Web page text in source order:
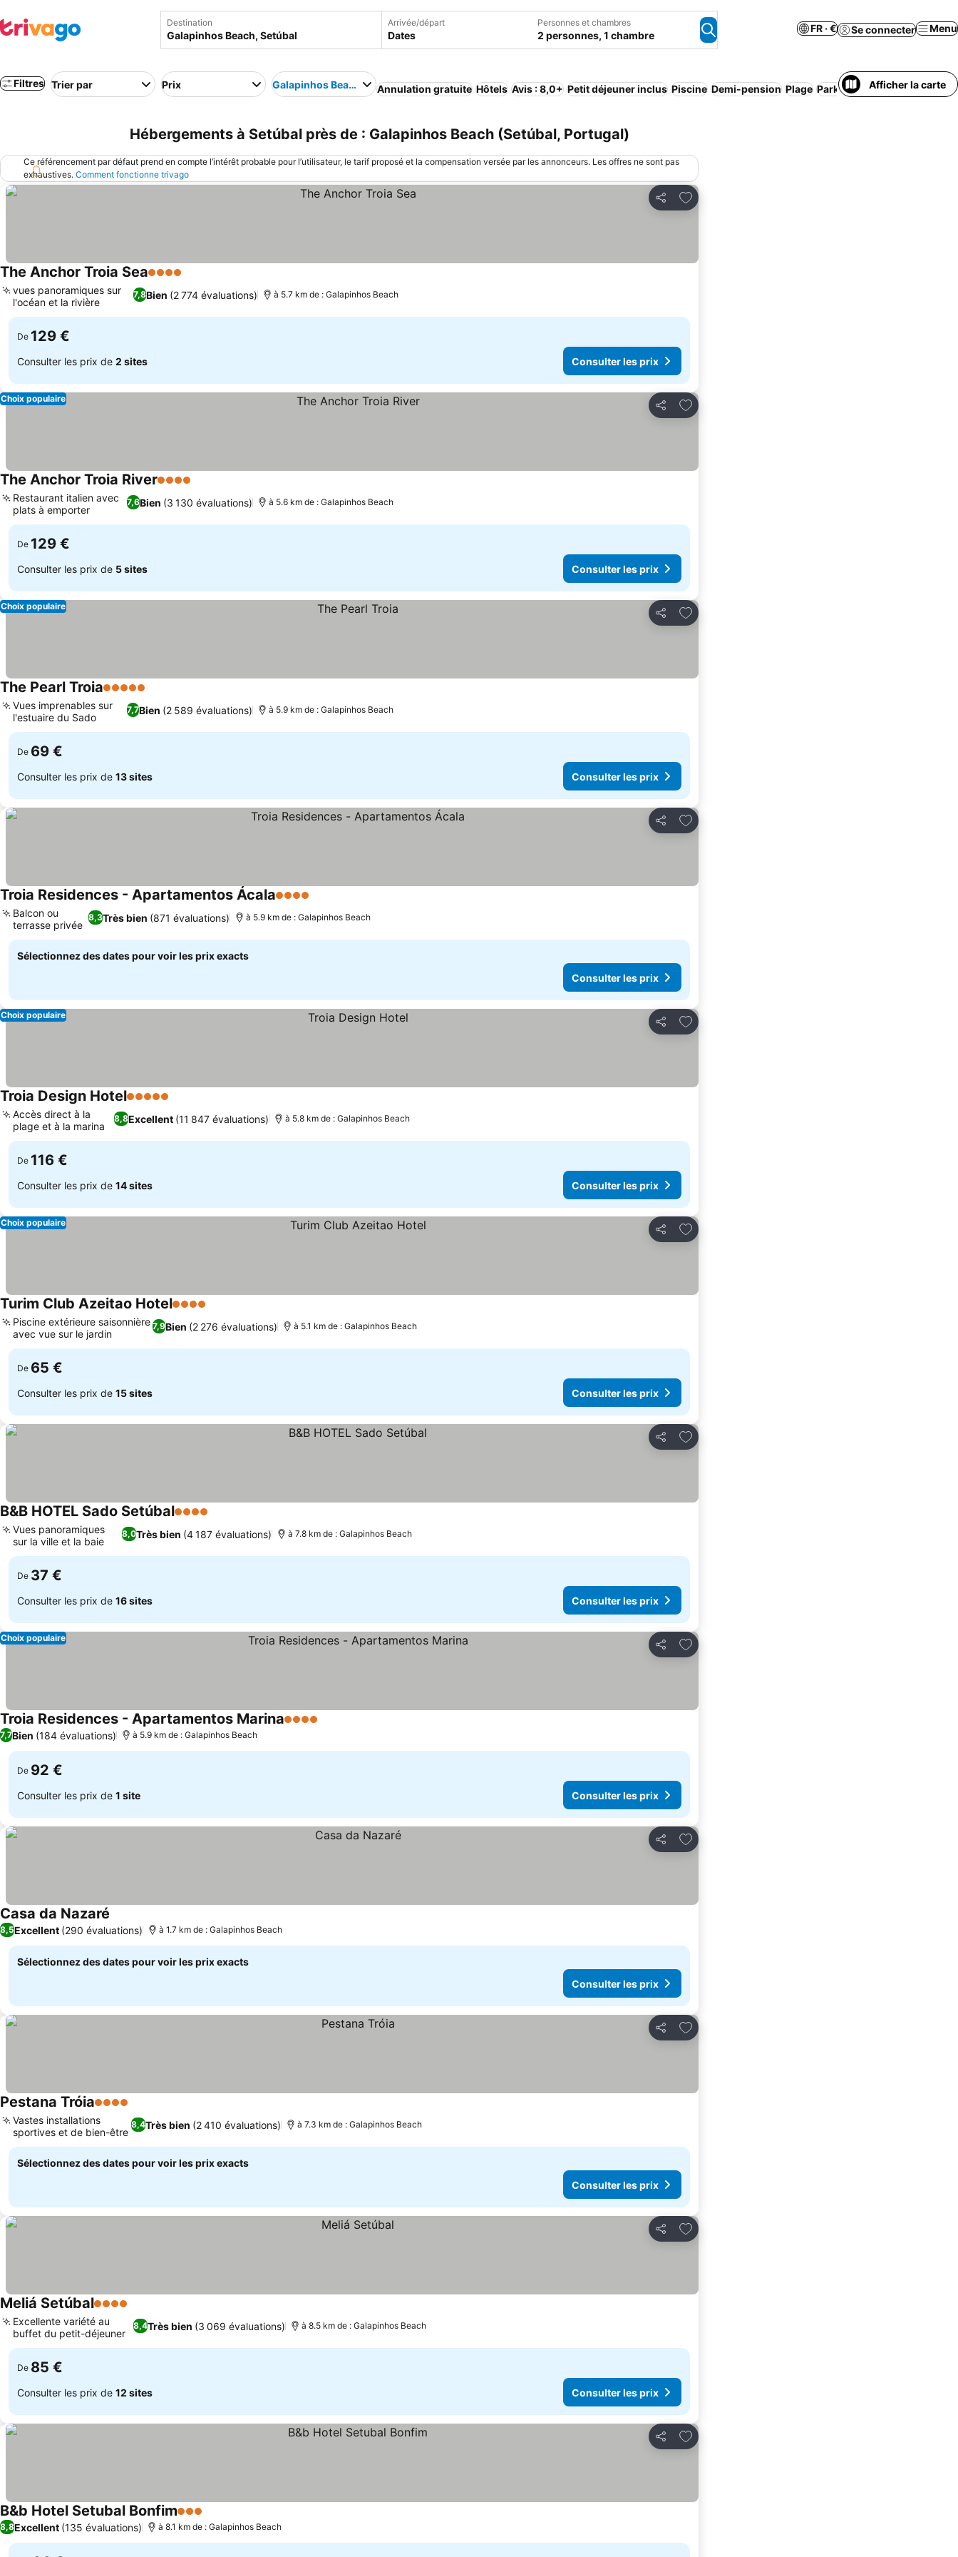
Destination Arrivée/départ
Dates
Personnes et chambres
2 personnes, 1 chambre
FR · € Se connecter Menu
Filtres Trier par Prix Galapinhos Beach Annulation gratuite Hôtels Avis : 8,0+ Petit déjeuner inclus Piscine Demi-pension Plage Parking Appart’hôtel
Afficher la carte
Hébergements à Setúbal près de : Galapinhos Beach (Setúbal, Portugal)
Ce référencement par défaut prend en compte l’intérêt probable pour l’utilisateur, le tarif proposé et la compensation versée par les annonceurs. Les offres ne sont pas
exhaustives. Comment fonctionne trivago
Partager
Ajouter à mes favoris
The Anchor Troia Sea4 Étoiles
7,8Bien (2 774 évaluations)
vues panoramiques sur
l'océan et la rivière
à 5.7 km de : Galapinhos Beach
De 129 €
Consulter les prix de 2 sites Consulter les prix
Partager
Ajouter à mes favoris
Choix populaire
The Anchor Troia River4 Étoiles
7,6Bien (3 130 évaluations)
Restaurant italien avec
plats à emporter
à 5.6 km de : Galapinhos Beach
De 129 €
Consulter les prix de 5 sites Consulter les prix
Partager
Ajouter à mes favoris
Choix populaire
The Pearl Troia5 Étoiles
7,7Bien (2 589 évaluations)
Vues imprenables sur
l'estuaire du Sado
à 5.9 km de : Galapinhos Beach
De 69 €
Consulter les prix de 13 sites Consulter les prix
Partager
Ajouter à mes favoris
Troia Residences - Apartamentos Ácala4 Étoiles
8,3Très bien (871 évaluations)
Balcon ou
terrasse privée
à 5.9 km de : Galapinhos Beach
Sélectionnez des dates pour voir les prix exacts
Consulter les prix
Partager
Ajouter à mes favoris
Choix populaire
Troia Design Hotel5 Étoiles
8,8Excellent (11 847 évaluations)
Accès direct à la
plage et à la marina
à 5.8 km de : Galapinhos Beach
De 116 €
Consulter les prix de 14 sites Consulter les prix
Partager
Ajouter à mes favoris
Choix populaire
Turim Club Azeitao Hotel4 Étoiles
7,9Bien (2 276 évaluations)
Piscine extérieure saisonnière
avec vue sur le jardin
à 5.1 km de : Galapinhos Beach
De 65 €
Consulter les prix de 15 sites Consulter les prix
Partager
Ajouter à mes favoris
B&B HOTEL Sado Setúbal4 Étoiles
8,0Très bien (4 187 évaluations)
Vues panoramiques
sur la ville et la baie
à 7.8 km de : Galapinhos Beach
De 37 €
Consulter les prix de 16 sites Consulter les prix
Partager
Ajouter à mes favoris
Choix populaire
Troia Residences - Apartamentos Marina4 Étoiles
7,7Bien (184 évaluations) à 5.9 km de : Galapinhos Beach
De 92 €
Consulter les prix de 1 site Consulter les prix
Partager
Ajouter à mes favoris
Casa da Nazaré Consulter les prix
8,5Excellent (290 évaluations) à 1.7 km de : Galapinhos Beach
Sélectionnez des dates pour voir les prix exacts
Consulter les prix
Partager
Ajouter à mes favoris
Pestana Tróia4 Étoiles
8,4Très bien (2 410 évaluations)
Vastes installations
sportives et de bien-être
à 7.3 km de : Galapinhos Beach
Sélectionnez des dates pour voir les prix exacts
Consulter les prix
Partager
Ajouter à mes favoris
Meliá Setúbal4 Étoiles
8,4Très bien (3 069 évaluations)
Excellente variété au
buffet du petit-déjeuner
à 8.5 km de : Galapinhos Beach
De 85 €
Consulter les prix de 12 sites Consulter les prix
Partager
Ajouter à mes favoris
B&b Hotel Setubal Bonfim3 Étoiles
8,8Excellent (135 évaluations) à 8.1 km de : Galapinhos Beach